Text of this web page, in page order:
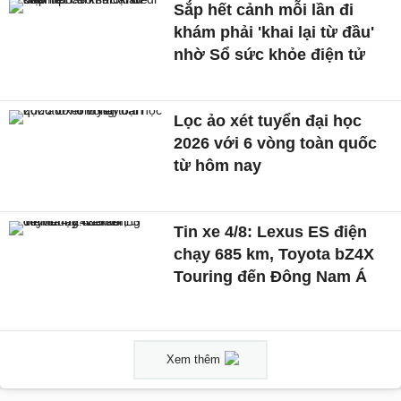
Sắp hết cảnh mỗi lần đi
khám phải 'khai lại từ đầu'
nhờ Sổ sức khỏe điện tử
Lọc ảo xét tuyển đại học
2026 với 6 vòng toàn quốc
từ hôm nay
Tin xe 4/8: Lexus ES điện
chạy 685 km, Toyota bZ4X
Touring đến Đông Nam Á
Xem thêm